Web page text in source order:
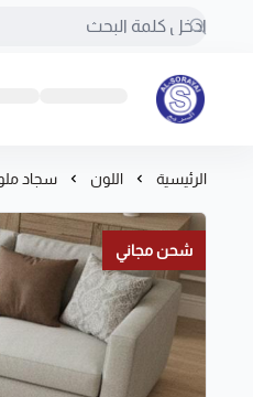
مفروشات السريع-اكبر
الرئيسية اللون سجاد
شحن مجاني